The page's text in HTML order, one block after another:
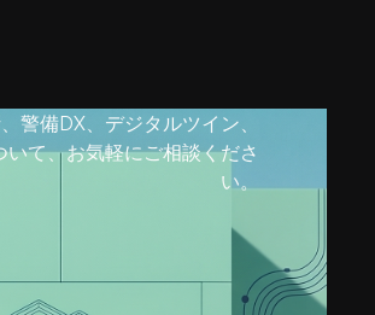
警備DX、デジタルツイン、
て、お気軽にご相談くださ
い。